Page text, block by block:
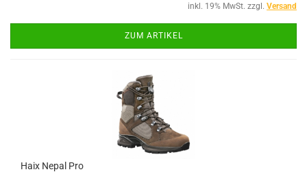
inkl. 19% MwSt. zzgl. Versand
ZUM ARTIKEL
Haix Nepal Pro